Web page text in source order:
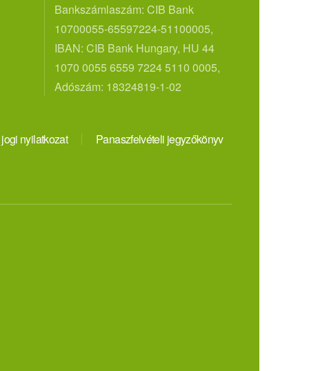
Bankszámlaszám: CIB Bank
10700055-65597224-51100005,
IBAN: CIB Bank Hungary, HU 44
1070 0055 6559 7224 5110 0005,
Adószám: 18324819-1-02
nyilatkozat Panaszfelvételi jegyzőkönyv